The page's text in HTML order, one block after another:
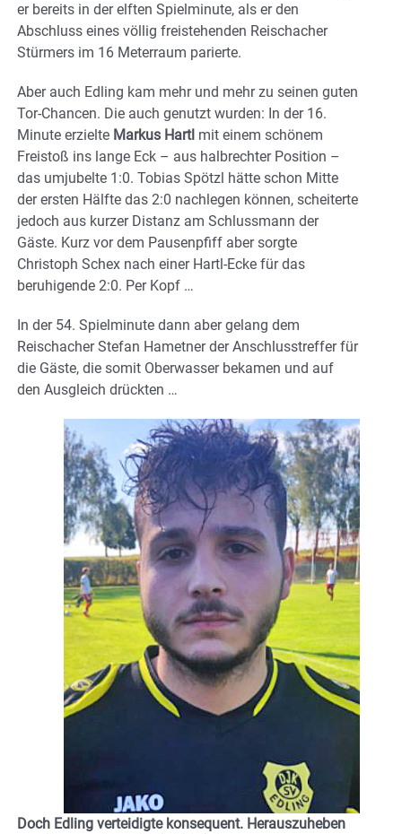
er bereits in der elften Spielminute, als er den
Abschluss eines völlig freistehenden Reischacher
Stürmers im 16 Meterraum parierte.
Aber auch Edling kam mehr und mehr zu seinen guten
Tor-Chancen. Die auch genutzt wurden: In der 16.
Minute erzielte Markus Hartl mit einem schönem
Freistoß ins lange Eck – aus halbrechter Position –
das umjubelte 1:0. Tobias Spötzl hätte schon Mitte
der ersten Hälfte das 2:0 nachlegen können, scheiterte
jedoch aus kurzer Distanz am Schlussmann der
Gäste. Kurz vor dem Pausenpfiff aber sorgte
Christoph Schex nach einer Hartl-Ecke für das
beruhigende 2:0. Per Kopf …
In der 54. Spielminute dann aber gelang dem
Reischacher Stefan Hametner der Anschlusstreffer für
die Gäste, die somit Oberwasser bekamen und auf
den Ausgleich drückten …
Doch Edling verteidigte konsequent. Herauszuheben